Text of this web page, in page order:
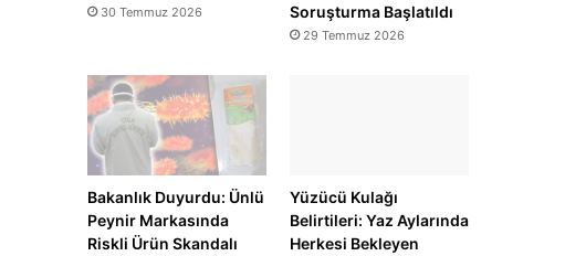
30 Temmuz 2026
Soruşturma Başlatıldı
29 Temmuz 2026
Bakanlık Duyurdu: Ünlü
Peynir Markasında
Riskli Ürün Skandalı
Yüzücü Kulağı
Belirtileri: Yaz Aylarında
Herkesi Bekleyen